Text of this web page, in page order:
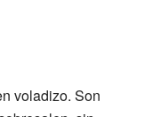
voladizo. Son